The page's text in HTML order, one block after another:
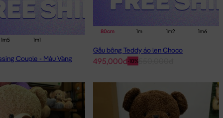
NHẤT.
1m5 1m1
Couple - Màu Vàng
80cm 1m 1m2 1m6
Gấu bông Teddy áo len Choco
-10%
495,000đ